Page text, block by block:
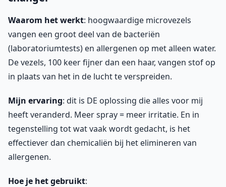
Waarom het werkt: hoogwaardige microvezels
vangen een groot deel van de bacteriën
(laboratoriumtests) en allergenen op met alleen water.
De vezels, 100 keer fijner dan een haar, vangen stof op
in plaats van het in de lucht te verspreiden.
Mijn ervaring: dit is DE oplossing die alles voor mij
heeft veranderd. Meer spray = meer irritatie. En in
tegenstelling tot wat vaak wordt gedacht, is het
effectiever dan chemicaliën bij het elimineren van
allergenen.
Hoe je het gebruikt: